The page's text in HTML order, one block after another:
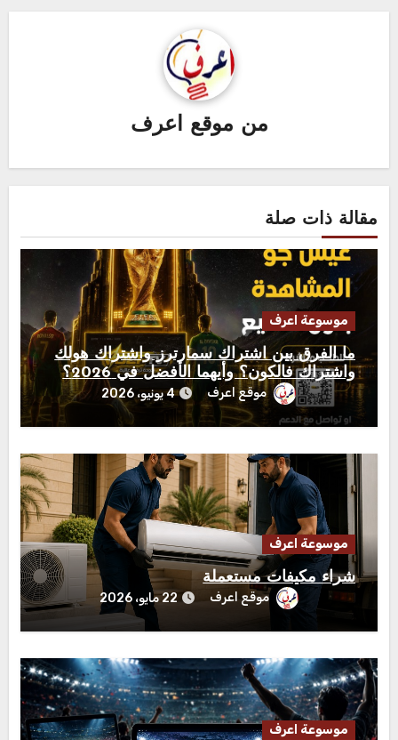
من موقع اعرف
مقالة ذات صلة
موسوعة اعرف
ما الفرق بين اشتراك سمارترز واشتراك هولك
واشتراك فالكون؟ وأيهما الأفضل في 2026؟
موقع اعرف 4 يونيو، 2026
موسوعة اعرف
شراء مكيفات مستعملة
موقع اعرف 22 مايو، 2026
موسوعة اعرف